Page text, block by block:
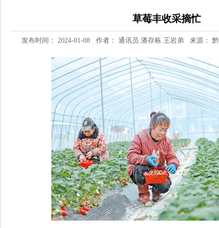
草莓丰收采摘忙
发布时间： 2024-01-08 作者： 通讯员 潘存栋 王岩弟 来源：